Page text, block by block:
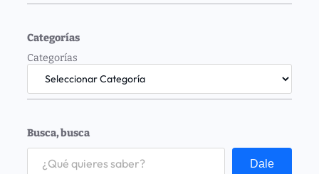
Categorías
Categorías
Busca, busca
S
Dale